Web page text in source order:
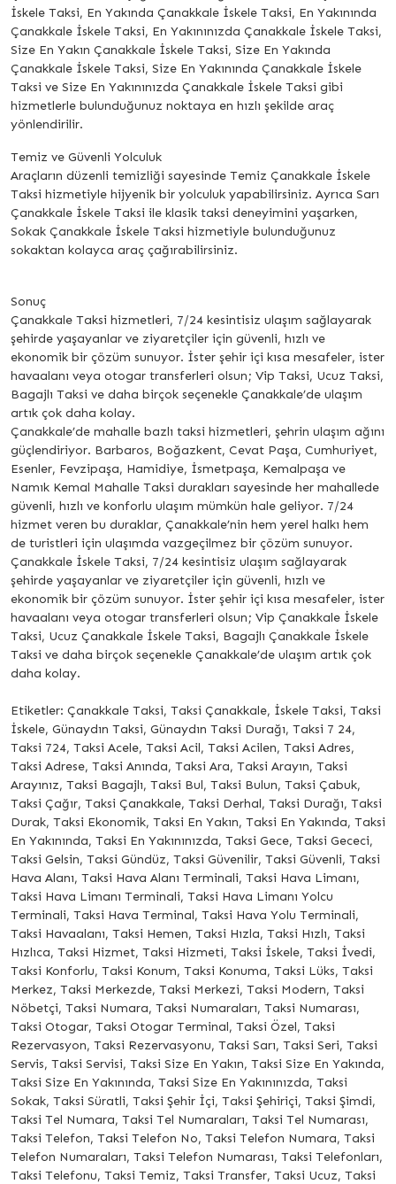
İskele Taksi, En Yakında Çanakkale İskele Taksi, En Yakınında
Çanakkale İskele Taksi, En Yakınınızda Çanakkale İskele Taksi,
Size En Yakın Çanakkale İskele Taksi, Size En Yakında
Çanakkale İskele Taksi, Size En Yakınında Çanakkale İskele
Taksi ve Size En Yakınınızda Çanakkale İskele Taksi gibi
hizmetlerle bulunduğunuz noktaya en hızlı şekilde araç
yönlendirilir.
Temiz ve Güvenli Yolculuk
Araçların düzenli temizliği sayesinde Temiz Çanakkale İskele
Taksi hizmetiyle hijyenik bir yolculuk yapabilirsiniz. Ayrıca Sarı
Çanakkale İskele Taksi ile klasik taksi deneyimini yaşarken,
Sokak Çanakkale İskele Taksi hizmetiyle bulunduğunuz
sokaktan kolayca araç çağırabilirsiniz.
Sonuç
Çanakkale Taksi hizmetleri, 7/24 kesintisiz ulaşım sağlayarak
şehirde yaşayanlar ve ziyaretçiler için güvenli, hızlı ve
ekonomik bir çözüm sunuyor. İster şehir içi kısa mesafeler, ister
havaalanı veya otogar transferleri olsun; Vip Taksi, Ucuz Taksi,
Bagajlı Taksi ve daha birçok seçenekle Çanakkale’de ulaşım
artık çok daha kolay.
Çanakkale’de mahalle bazlı taksi hizmetleri, şehrin ulaşım ağını
güçlendiriyor. Barbaros, Boğazkent, Cevat Paşa, Cumhuriyet,
Esenler, Fevzipaşa, Hamidiye, İsmetpaşa, Kemalpaşa ve
Namık Kemal Mahalle Taksi durakları sayesinde her mahallede
güvenli, hızlı ve konforlu ulaşım mümkün hale geliyor. 7/24
hizmet veren bu duraklar, Çanakkale’nin hem yerel halkı hem
de turistleri için ulaşımda vazgeçilmez bir çözüm sunuyor.
Çanakkale İskele Taksi, 7/24 kesintisiz ulaşım sağlayarak
şehirde yaşayanlar ve ziyaretçiler için güvenli, hızlı ve
ekonomik bir çözüm sunuyor. İster şehir içi kısa mesafeler, ister
havaalanı veya otogar transferleri olsun; Vip Çanakkale İskele
Taksi, Ucuz Çanakkale İskele Taksi, Bagajlı Çanakkale İskele
Taksi ve daha birçok seçenekle Çanakkale’de ulaşım artık çok
daha kolay.
Etiketler: Çanakkale Taksi, Taksi Çanakkale, İskele Taksi, Taksi
İskele, Günaydın Taksi, Günaydın Taksi Durağı, Taksi 7 24,
Taksi 724, Taksi Acele, Taksi Acil, Taksi Acilen, Taksi Adres,
Taksi Adrese, Taksi Anında, Taksi Ara, Taksi Arayın, Taksi
Arayınız, Taksi Bagajlı, Taksi Bul, Taksi Bulun, Taksi Çabuk,
Taksi Çağır, Taksi Çanakkale, Taksi Derhal, Taksi Durağı, Taksi
Durak, Taksi Ekonomik, Taksi En Yakın, Taksi En Yakında, Taksi
En Yakınında, Taksi En Yakınınızda, Taksi Gece, Taksi Gececi,
Taksi Gelsin, Taksi Gündüz, Taksi Güvenilir, Taksi Güvenli, Taksi
Hava Alanı, Taksi Hava Alanı Terminali, Taksi Hava Limanı,
Taksi Hava Limanı Terminali, Taksi Hava Limanı Yolcu
Terminali, Taksi Hava Terminal, Taksi Hava Yolu Terminali,
Taksi Havaalanı, Taksi Hemen, Taksi Hızla, Taksi Hızlı, Taksi
Hızlıca, Taksi Hizmet, Taksi Hizmeti, Taksi İskele, Taksi İvedi,
Taksi Konforlu, Taksi Konum, Taksi Konuma, Taksi Lüks, Taksi
Merkez, Taksi Merkezde, Taksi Merkezi, Taksi Modern, Taksi
Nöbetçi, Taksi Numara, Taksi Numaraları, Taksi Numarası,
Taksi Otogar, Taksi Otogar Terminal, Taksi Özel, Taksi
Rezervasyon, Taksi Rezervasyonu, Taksi Sarı, Taksi Seri, Taksi
Servis, Taksi Servisi, Taksi Size En Yakın, Taksi Size En Yakında,
Taksi Size En Yakınında, Taksi Size En Yakınınızda, Taksi
Sokak, Taksi Süratli, Taksi Şehir İçi, Taksi Şehiriçi, Taksi Şimdi,
Taksi Tel Numara, Taksi Tel Numaraları, Taksi Tel Numarası,
Taksi Telefon, Taksi Telefon No, Taksi Telefon Numara, Taksi
Telefon Numaraları, Taksi Telefon Numarası, Taksi Telefonları,
Taksi Telefonu, Taksi Temiz, Taksi Transfer, Taksi Ucuz, Taksi